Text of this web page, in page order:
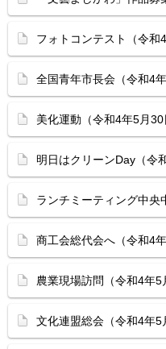
フォトコンテスト（令和4
全国青年市長会（令和4年
美化運動（令和4年5月30
明日はクリーンDay（令
ランチミーティング中央
商工会総代会へ（令和4年
農業現場訪問（令和4年5
文化連盟総会（令和4年5